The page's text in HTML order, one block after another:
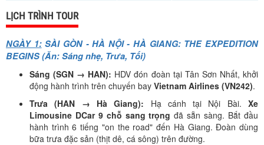
LỊCH TRÌNH TOUR
NGÀY 1:SÀI GÒN - HÀ NỘI - HÀ GIANG: THE EXPEDITION
BEGINS (Ăn: Sáng nhẹ, Trưa, Tối)
Sáng (SGN → HAN): HDV đón đoàn tại Tân Sơn Nhất, khởi
động hành trình trên chuyến bay Vietnam Airlines (VN242).
Trưa (HAN → Hà Giang): Hạ cánh tại Nội Bài.Xe
Limousine DCar 9 chỗ sang trọng đã sẵn sàng. Bắt đầu
hành trình 6 tiếng "on the road" đến Hà Giang. Đoàn dùng
bữa trưa đặc sản (thịt dê, cá sông) trên đường.